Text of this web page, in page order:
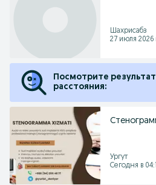
Шахрисабз
27 июля 2026
Посмотрите
расстояния:
Ургут
Сегодня в